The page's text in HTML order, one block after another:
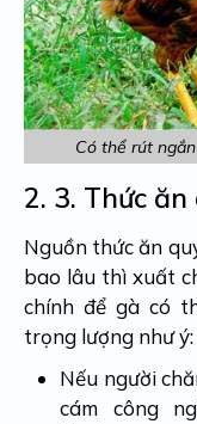
Có thể rút
2. 3. Thức ăn
Nguồn thức ăn
bao lâu thì xuất
chính để gà có
trọng lượng như ý:
Nếu người
cám công